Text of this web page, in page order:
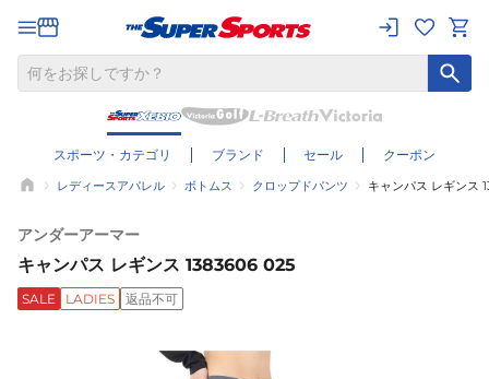
スポーツ・カテゴリ ブランド セール クーポン
レディースアパレル ボトムス クロップドパンツ キャンパス レギンス
アンダーアーマー
キャンパス レギンス 1383606 025
SALE LADIES 返品不可